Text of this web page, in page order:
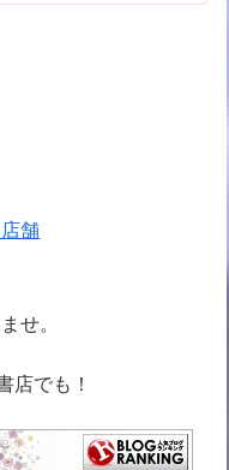
舗
せ。
店でも！